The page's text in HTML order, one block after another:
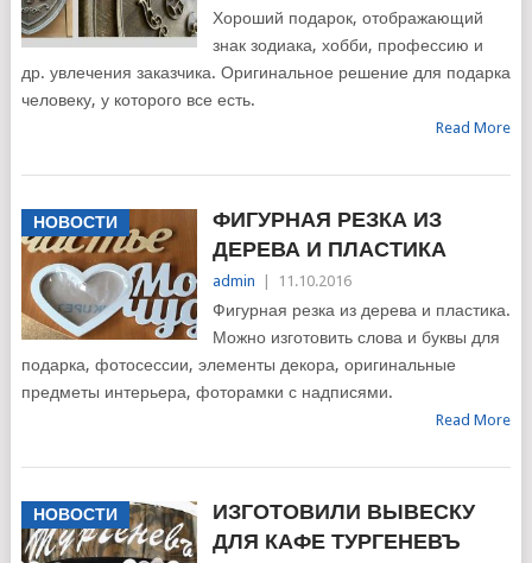
Хороший подарок, отображающий
знак зодиака, хобби, профессию и
др. увлечения заказчика. Оригинальное решение для подарка
человеку, у которого все есть.
Read More
НОВОСТИ
ФИГУРНАЯ РЕЗКА ИЗ
ДЕРЕВА И ПЛАСТИКА
admin 11.10.2016
Фигурная резка из дерева и пластика.
Можно изготовить слова и буквы для
подарка, фотосессии, элементы декора, оригинальные
предметы интерьера, фоторамки с надписями.
Read More
НОВОСТИ
ИЗГОТОВИЛИ ВЫВЕСКУ
ДЛЯ КАФЕ ТУРГЕНЕВЪ